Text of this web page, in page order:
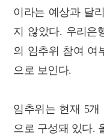
이라는 예상과 달
지 않았다. 우리은
의 임추위 참여 여
으로 보인다.
임추위는 현재 5개
으로 구성돼 있다.